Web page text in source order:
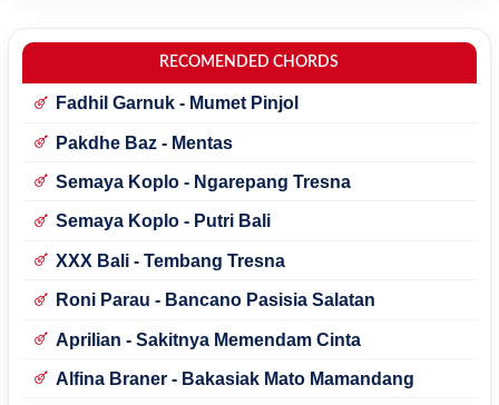
RECOMENDED CHORDS
Fadhil Garnuk - Mumet Pinjol
Pakdhe Baz - Mentas
Semaya Koplo - Ngarepang Tresna
Semaya Koplo - Putri Bali
XXX Bali - Tembang Tresna
Roni Parau - Bancano Pasisia Salatan
Aprilian - Sakitnya Memendam Cinta
Alfina Braner - Bakasiak Mato Mamandang